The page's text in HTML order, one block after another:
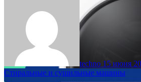
techno 15 июня
Стиральные и сушильные машины